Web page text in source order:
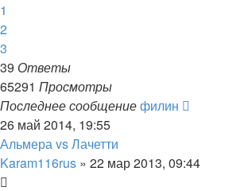
1
2
3
39 Ответы
65291 Просмотры
Последнее сообщениефилин
26 май 2014, 19:55
Альмера vs Лачетти
Karam116rus » 22 мар 2013, 09:44